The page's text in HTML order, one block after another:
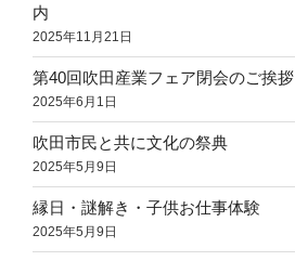
内
2025年11月21日
第40回吹田産業フェア閉会のご挨拶
2025年6月1日
吹田市民と共に文化の祭典
2025年5月9日
縁日・謎解き・子供お仕事体験
2025年5月9日